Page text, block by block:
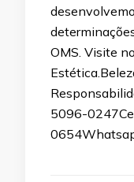
OMS. Visite
5096-